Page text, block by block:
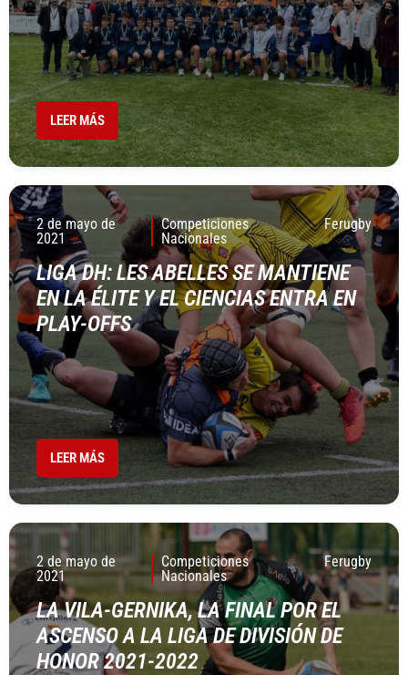
LEER MÁS
2 de mayo de
2021
Competiciones
Nacionales
Ferugby
LIGA DH: LES ABELLES SE MANTIENE
EN LA ÉLITE Y EL CIENCIAS ENTRA EN
PLAY-OFFS
LEER MÁS
2 de mayo de
2021
Competiciones
Nacionales
Ferugby
LA VILA-GERNIKA, LA FINAL POR EL
ASCENSO A LA LIGA DE DIVISIÓN DE
HONOR 2021-2022